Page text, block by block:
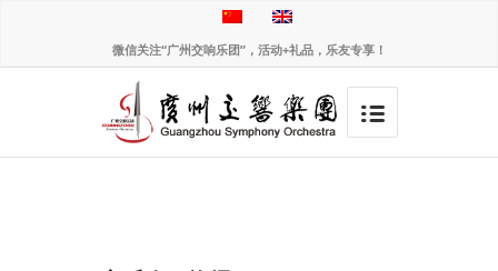
微信关注“广州交响乐团”，活动+礼品，乐友专享！